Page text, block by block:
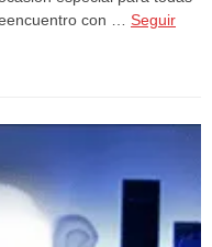
con … Seguir